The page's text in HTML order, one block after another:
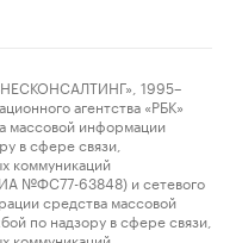
1995–
агентства «РБК»
массовой информации
в сфере связи,
коммуникаций
№ФС77-63848) и сетевого
средства массовой
по надзору в сфере связи,